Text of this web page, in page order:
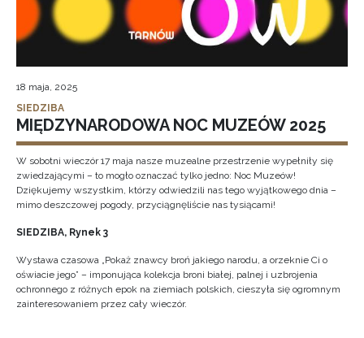
18 maja, 2025
SIEDZIBA
MIĘDZYNARODOWA NOC MUZEÓW 2025
W sobotni wieczór 17 maja nasze muzealne przestrzenie wypełniły się
zwiedzającymi – to mogło oznaczać tylko jedno: Noc Muzeów!
Dziękujemy wszystkim, którzy odwiedzili nas tego wyjątkowego dnia –
mimo deszczowej pogody, przyciągnęliście nas tysiącami!
SIEDZIBA, Rynek 3
Wystawa czasowa „Pokaż znawcy broń jakiego narodu, a orzeknie Ci o
oświacie jego” – imponująca kolekcja broni białej, palnej i uzbrojenia
ochronnego z różnych epok na ziemiach polskich, cieszyła się ogromnym
zainteresowaniem przez cały wieczór.